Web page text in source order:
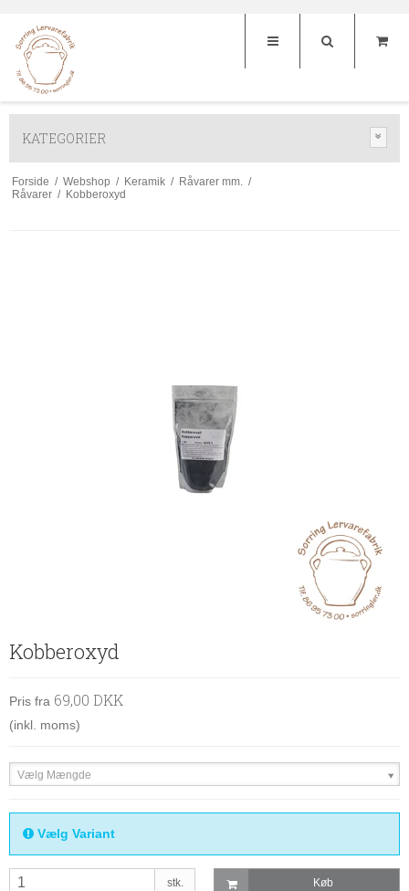
KATEGORIER
Forside / Webshop / Keramik / Råvarer mm. /
Råvarer / Kobberoxyd
Kobberoxyd
Pris fra 69,00 DKK
(inkl. moms)
Vælg Mængde
Vælg Variant
stk. Køb